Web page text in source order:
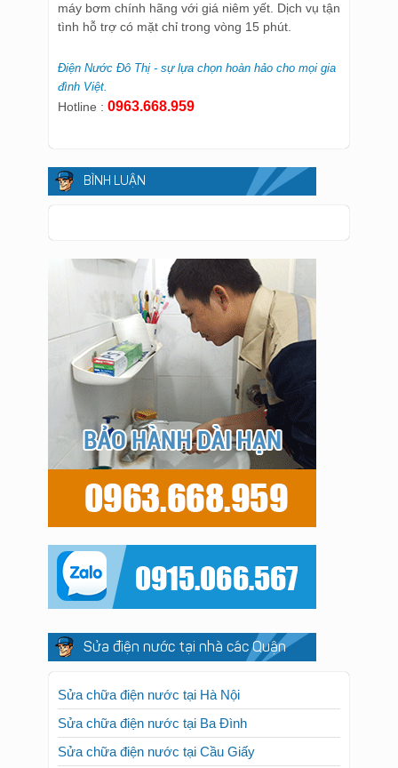
máy bơm chính hãng với giá niêm yết. Dịch vụ tận
tình hỗ trợ có mặt chỉ trong vòng 15 phút.
Điện Nước Đô Thị - sự lựa chọn hoàn hảo cho mọi gia
đình Việt.
Hotline : 0963.668.959
BÌNH LUẬN
Sửa điện nước tại nhà các Quận
Sửa chữa điện nước tại Hà Nội
Sửa chữa điện nước tại Ba Đình
Sửa chữa điện nước tại Cầu Giấy